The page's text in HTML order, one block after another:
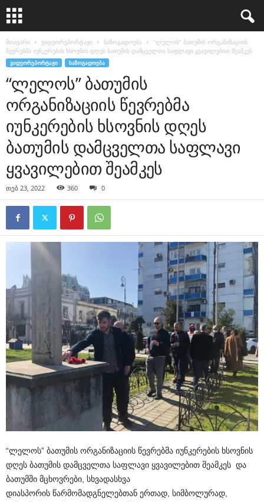
მთავარი ვიდეორეპორტაჟი საზოგადოება
“ლელოს” ბათუმის ორგანიზაციის
წევრებმა იუნკერების ხსოვნის დღეს ბათუმის დამცველთა საფლავი ყვავილებით შეამკეს
ᲕᲘᲓᲔᲝᲠᲔᲞᲝᲠᲢᲐᲟᲘ ᲡᲐᲖᲝᲒᲐᲓᲝᲔᲑᲐ
“ლელოს” ბათუმის
ორგანიზაციის წევრებმა
იუნკერების ხსოვნის დღეს
ბათუმის დამცველთა საფლავი
ყვავილებით შეამკეს
თებ 23, 2022 360 0
“ლელოს” ბათუმის ორგანიზაციის წევრებმა იუნკერების ხსოვნის
დღეს ბათუმის დამცველთა საფლავი ყვავილებით შეამკეს და
ბათუმში მცხოვრები სხვადასხვა
დიასპორის წარმომადგნელებთან ერთად სიმბოლურად